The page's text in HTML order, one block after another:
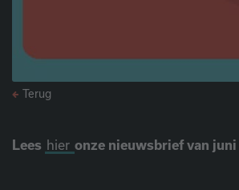
Terug
Lees hier onze nieuwsbrief van juni